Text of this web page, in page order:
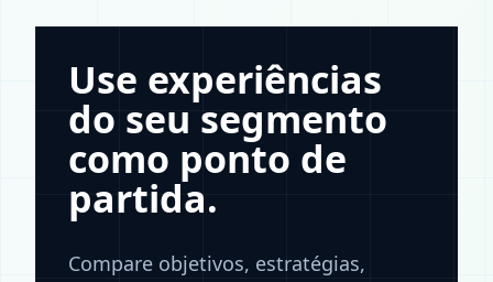
Use experiências
do seu segmento
como ponto de
partida.
Compare objetivos, estratégias,